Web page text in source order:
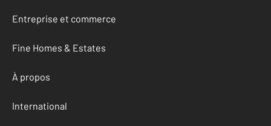
Entreprise et commerce
Fine Homes & Estates
À propos
International